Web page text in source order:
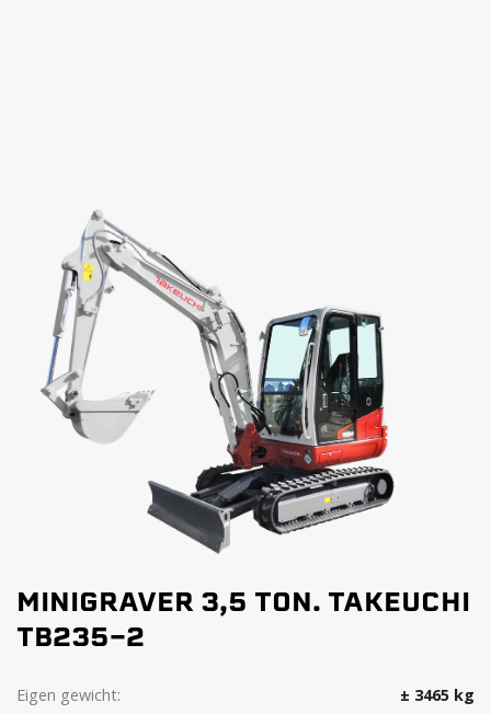
MINIGRAVER 3,5 TON. TAKEUCHI
TB235-2
Eigen gewicht:
± 3465 kg